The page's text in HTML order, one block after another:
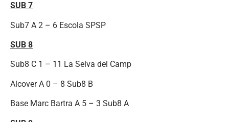
SUB 7
Sub7 A 2 – 6 Escola SPSP
SUB 8
Sub8 C 1 – 11 La Selva del Camp
Alcover A 0 – 8 Sub8 B
Base Marc Bartra A 5 – 3 Sub8 A